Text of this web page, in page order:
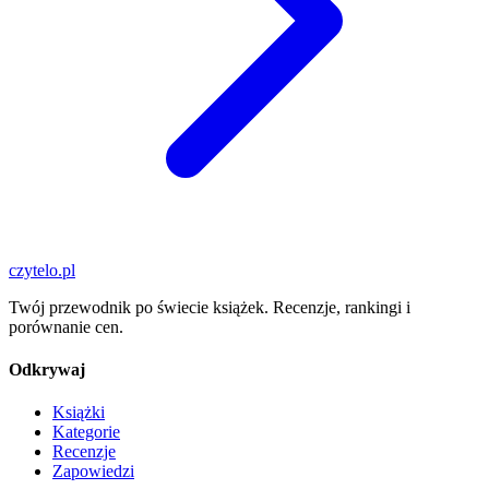
czytelo.pl
Twój przewodnik po świecie książek. Recenzje, rankingi i
porównanie cen.
Odkrywaj
Książki
Kategorie
Recenzje
Zapowiedzi